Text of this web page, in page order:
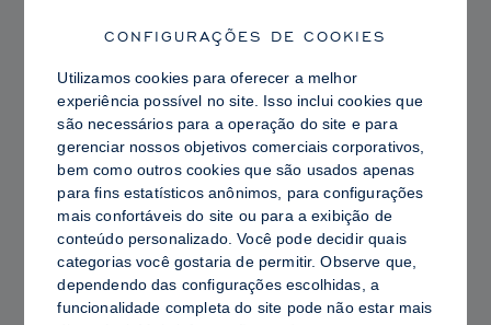
CONFIGURAÇÕES DE COOKIES
Utilizamos cookies para oferecer a melhor
experiência possível no site. Isso inclui cookies que
são necessários para a operação do site e para
gerenciar nossos objetivos comerciais corporativos,
bem como outros cookies que são usados ​​apenas
para fins estatísticos anônimos, para configurações
mais confortáveis ​​do site ou para a exibição de
conteúdo personalizado. Você pode decidir quais
categorias você gostaria de permitir. Observe que,
dependendo das configurações escolhidas, a
funcionalidade completa do site pode não estar mais